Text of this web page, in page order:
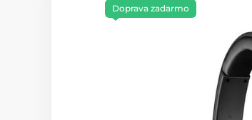
Doprava zadarmo